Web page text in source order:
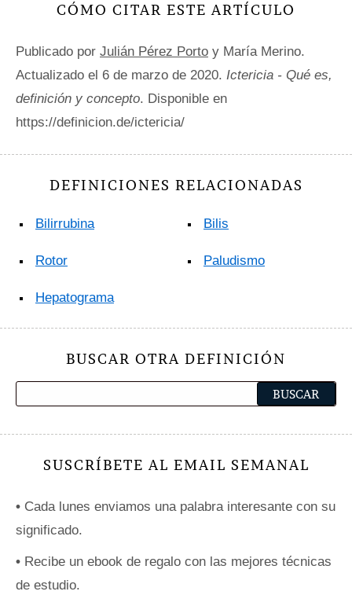
CÓMO CITAR ESTE ARTÍCULO
Publicado por Julián Pérez Porto y María Merino.
Actualizado el 6 de marzo de 2020. Ictericia - Qué es,
definición y concepto. Disponible en
https://definicion.de/ictericia/
DEFINICIONES RELACIONADAS
Bilirrubina
Rotor
Hepatograma
Bilis
Paludismo
BUSCAR OTRA DEFINICIÓN
SUSCRÍBETE AL EMAIL SEMANAL
• Cada lunes enviamos una palabra interesante con su
significado.
• Recibe un ebook de regalo con las mejores técnicas
de estudio.